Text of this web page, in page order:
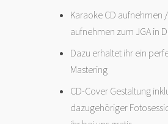
Karaoke CD aufnehmen
aufnehmen zum JGA in
Dazu erhaltet ihr ein
Mastering
CD-Cover Gestaltung
dazugehöriger